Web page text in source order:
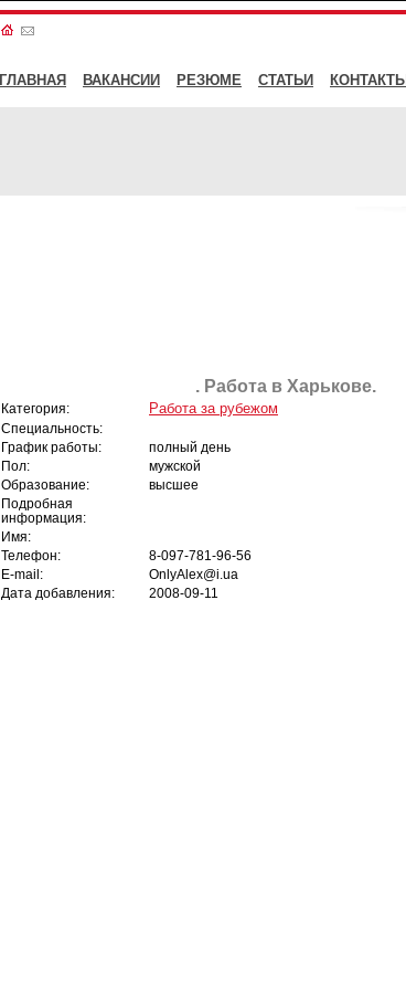
ГЛАВНАЯ ВАКАНСИИ РЕЗЮМЕ СТАТЬИ КОНТАКТЫ
. Работа в Харькове.
Категория: Работа за рубежом
Специальность:
График работы:
полный день
Пол:
мужской
Образование:
высшее
Подробная
информация:
Имя:
Телефон:
8-097-781-96-56
E-mail:
OnlyAlex@i.ua
Дата добавления:
2008-09-11